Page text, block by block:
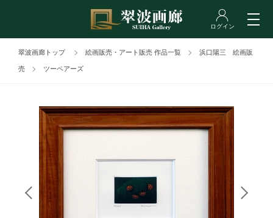
翠波画廊トップ 絵画販売・アート販売 作品一覧 浜口陽三 絵画販
売 ツーペアーズ